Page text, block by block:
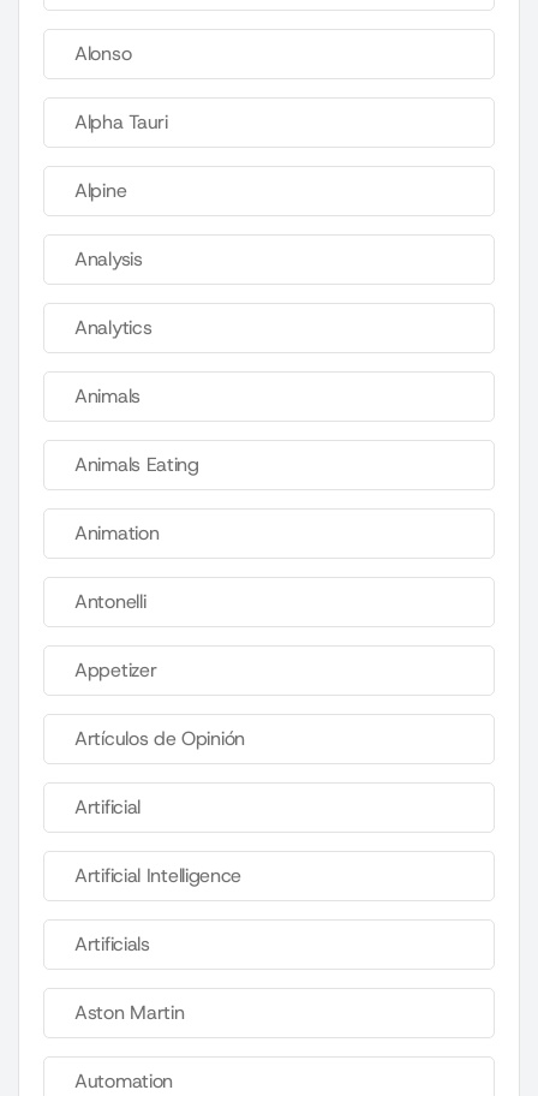
Alonso
Alpha Tauri
Alpine
Analysis
Analytics
Animals
Animals Eating
Animation
Antonelli
Appetizer
Artículos de Opinión
Artificial
Artificial Intelligence
Artificials
Aston Martin
Automation